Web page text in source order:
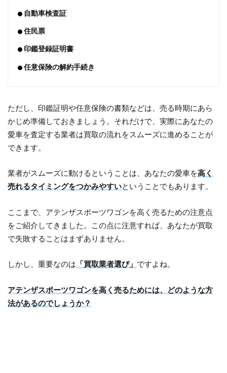
自動車検査証
住民票
印鑑登録証明書
任意保険の解約手続き
ただし、印鑑証明や任意保険の書類などは、売る時期にあら
かじめ準備しておきましょう。それだけで、実際にあなたの
愛車を査定する業者は買取の流れをスムーズに進めることが
できます。
業者がスムーズに動けるということは、あなたの愛車を高く
売れるタイミングをつかみやすいということでもあります。
ここまで、アテンザスポーツワゴンを高く売るための注意点
をご紹介してきました。この点に注意すれば、あなたが買取
で失敗することはまずありません。
しかし、重要なのは 「買取業者選び」 ですよね。
アテンザスポーツワゴンを高く売るためには、どのような方
法があるのでしょうか？